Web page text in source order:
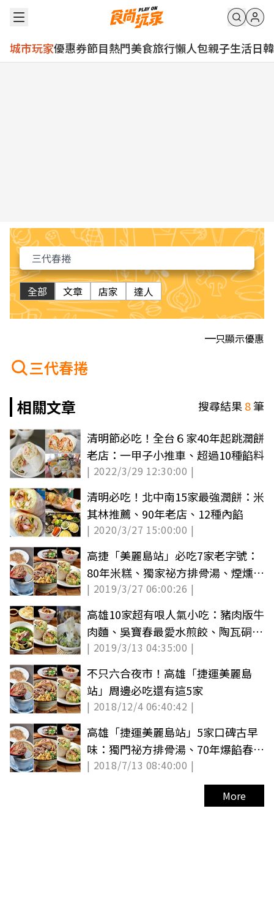
城市玩家優惠券節目熱門美食旅行懶人包親子生活日韓
全部 文章 店家 達人
只顯示優惠
三代春捲
相關文章
搜尋結果8筆
清明節必吃！全台６家40年起跳潤餅
老店：一甲子小推車、超過10種餡料
| 2022/3/29 12:30:00 |
清明必吃！北中南15家最強潤餅：米
其林推薦、90年老店、12種內餡
| 2020/3/27 15:00:00 |
高捷「美麗島站」必吃7家老字號：
80年米糕、獨家祕方排骨湯、煙燻鴨
肉乾麵
| 2019/3/27 06:00:26 |
高雄10家超有哏人氣小吃：豬肉版牛
肉麵、吳寶春最愛水煎餃、陶瓦硐蒸
米糕
| 2019/3/13 04:35:00 |
不只六合夜市！高雄「捷運美麗島
站」周邊必吃還有這5家
| 2018/12/4 06:40:42 |
高雄「捷運美麗島站」5家口碑古早
味：獨門祕方排骨湯、70年爆餡春
捲、煙燻鴨肉麵、80年古法米糕
| 2018/7/13 08:40:00 |
More